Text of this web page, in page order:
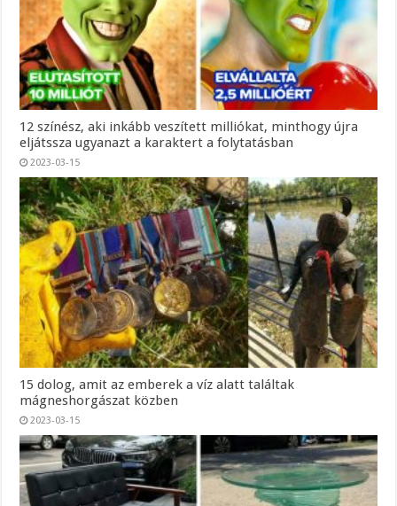
12 színész, aki inkább veszített milliókat, minthogy újra
eljátssza ugyanazt a karaktert a folytatásban
2023-03-15
15 dolog, amit az emberek a víz alatt találtak
mágneshorgászat közben
2023-03-15